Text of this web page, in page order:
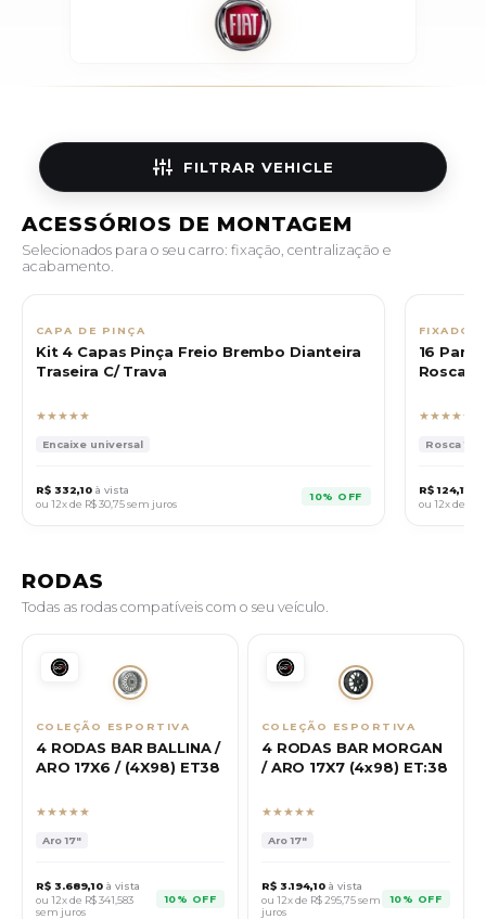
FILTRAR VEHICLE
ACESSÓRIOS DE MONTAGEM
Selecionados para o seu carro: fixação, centralização e
acabamento.
CAPA DE PINÇA
Kit 4 Capas Pinça Freio Brembo Dianteira
Traseira C/ Trava
★★★★★
Encaixe universal
R$ 332,10 à vista
ou 12x de R$ 30,75sem juros
10% OFF
16
Rosca
★★★★★
Rosca
R$ 124,11
ou 12x de
RODAS
Todas as rodas compatíveis com o seu veículo.
COLEÇÃO ESPORTIVA
4 RODAS BAR BALLINA /
ARO 17X6 / (4X98) ET38
★★★★★
Aro17"
R$ 3.689,10 à vista
ou 12x de R$341,583
sem juros
10% OFF
COLEÇÃO ESPORTIVA
4 RODAS BAR MORGAN
/ ARO 17X7 (4x98) ET:38
★★★★★
Aro17"
R$ 3.194,10 à vista
ou 12x de R$ 295,75sem
juros
10% OFF